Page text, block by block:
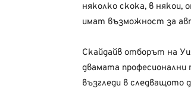
няколко скока, в някои,
имат възможност за
Скайдайв отборът на
двамата
възгледи в следващото